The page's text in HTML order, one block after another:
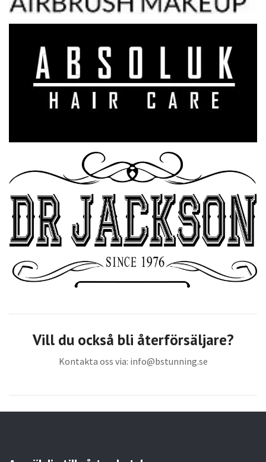
Vill du också bli återförsäljare?
Kontakta oss via: info@bstunning.se